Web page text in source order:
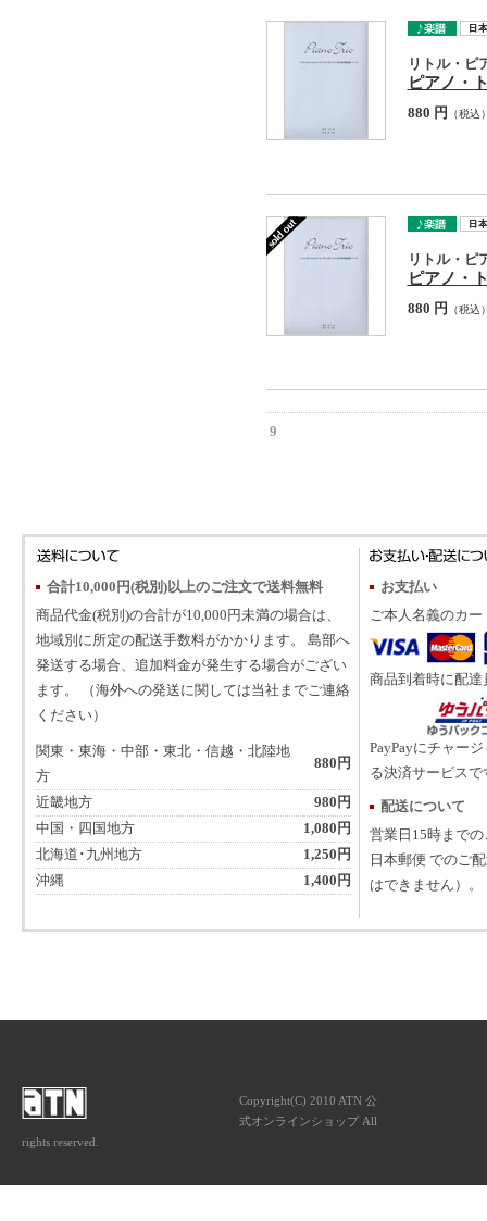
リトル・
ピアノ・
880 円 （税込
リトル・
ピアノ・
880 円 （税込
9
合計10,000円(税別)以上のご注文で送料無料
商品代金(税別)の合計が10,000円未満の場合は、
地域別に所定の配送手数料がかかります。 島部へ
発送する場合、追加料金が発生する場合がござい
ます。 （海外への発送に関しては当社までご連絡
ください）
関東・東海・中部・東北・信越・北陸地
方
880円
近畿地方
980円
中国・四国地方
1,080円
北海道･九州地方
1,250円
沖縄
1,400円
お支払い
ご本人名義のカ
商品到着時に配
PayPayにチャー
る決済サービスで
配送について
営業日15時まで
日本郵便 でのご
はできません）。
Copyright(C) 2010 ATN 公
式オンラインショップ All
rights reserved.